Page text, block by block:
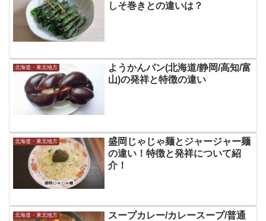
しそ巻きとの違いは？
北海道・東北地方
ようかんパン(北海道/静岡/高知/富
山)の発祥と特徴の違い
北海道・東北地方
盛岡じゃじゃ麺とジャージャー麺
の違い！特徴と発祥について紹
介！
北海道・東北地方
スープカレー/カレースープ/普通